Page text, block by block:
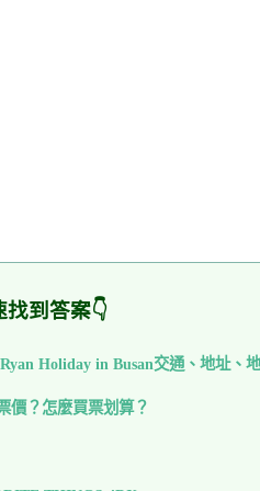
到答案👇
Holiday in Busan交通、地址、
價？怎麼買票划算？